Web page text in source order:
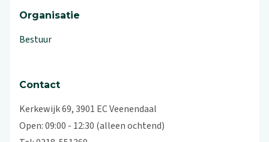
Organisatie
Bestuur
Contact
Kerkewijk 69, 3901 EC Veenendaal
Open: 09:00 - 12:30 (alleen ochtend)